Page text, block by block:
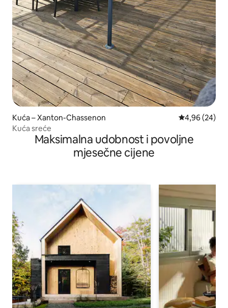
Kuća – Xanton-Chassenon Prosječna
4,96 (24)
Kuća sreće
Maksimalna udobnost i povoljne
mjesečne cijene